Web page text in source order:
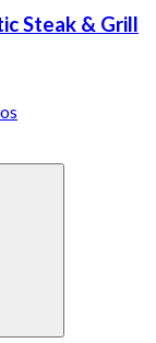
Steak & Grill